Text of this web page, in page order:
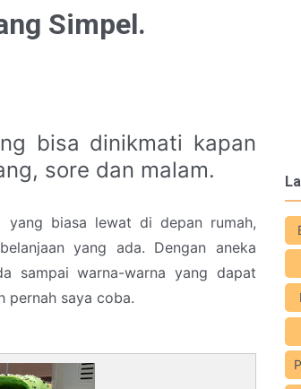
Simpel.
bisa dinikmati kapan
sore dan malam.
yang biasa lewat di depan rumah,
yang ada. Dengan aneka
sampai warna-warna yang dapat
pernah saya coba.